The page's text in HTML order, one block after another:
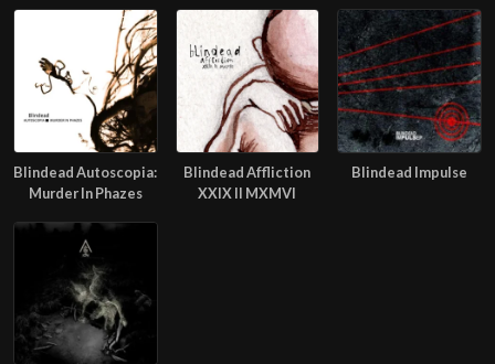
Blindead Autoscopia:
Murder In Phazes
Blindead Affliction
XXIX II MXMVI
Blindead Impulse